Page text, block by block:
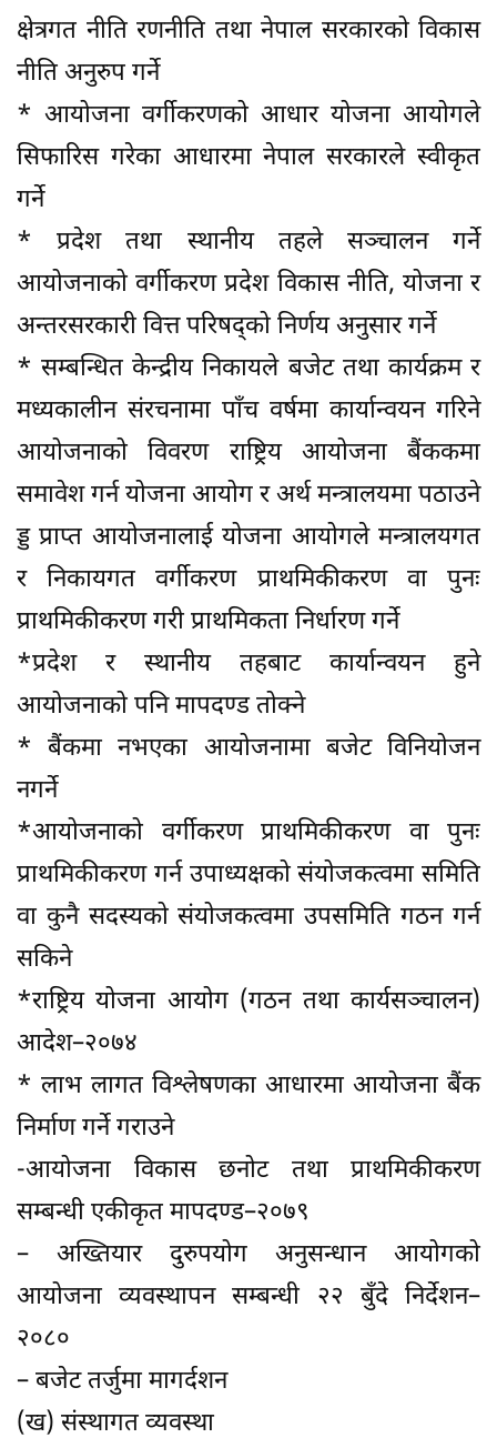
क्षेत्रगत नीति रणनीति तथा नेपाल सरकारको विकास
नीति अनुरुप गर्ने
* आयोजना वर्गीकरणको आधार योजना आयोगले
सिफारिस गरेका आधारमा नेपाल सरकारले स्वीकृत
गर्ने
* प्रदेश तथा स्थानीय तहले सञ्चालन गर्ने
आयोजनाको वर्गीकरण प्रदेश विकास नीति, योजना र
अन्तरसरकारी वित्त परिषद्को निर्णय अनुसार गर्ने
* सम्बन्धित केन्द्रीय निकायले बजेट तथा कार्यक्रम र
मध्यकालीन संरचनामा पाँच वर्षमा कार्यान्वयन गरिने
आयोजनाको विवरण राष्ट्रिय आयोजना बैंककमा
समावेश गर्न योजना आयोग र अर्थ मन्त्रालयमा पठाउने
ड्ड प्राप्त आयोजनालाई योजना आयोगले मन्त्रालयगत
र निकायगत वर्गीकरण प्राथमिकीकरण वा पुनः
प्राथमिकीकरण गरी प्राथमिकता निर्धारण गर्ने
*प्रदेश र स्थानीय तहबाट कार्यान्वयन हुने
आयोजनाको पनि मापदण्ड तोक्ने
* बैंकमा नभएका आयोजनामा बजेट विनियोजन
नगर्ने
*आयोजनाको वर्गीकरण प्राथमिकीकरण वा पुनः
प्राथमिकीकरण गर्न उपाध्यक्षको संयोजकत्वमा समिति
वा कुनै सदस्यको संयोजकत्वमा उपसमिति गठन गर्न
सकिने
*राष्ट्रिय योजना आयोग (गठन तथा कार्यसञ्चालन)
आदेश–२०७४
* लाभ लागत विश्लेषणका आधारमा आयोजना बैंक
निर्माण गर्ने गराउने
-आयोजना विकास छनोट तथा प्राथमिकीकरण
सम्बन्धी एकीकृत मापदण्ड–२०७९
– अख्तियार दुरुपयोग अनुसन्धान आयोगको
आयोजना व्यवस्थापन सम्बन्धी २२ बुँदे निर्देशन–
२०८०
– बजेट तर्जुमा मागर्दशन
(ख) संस्थागत व्यवस्था